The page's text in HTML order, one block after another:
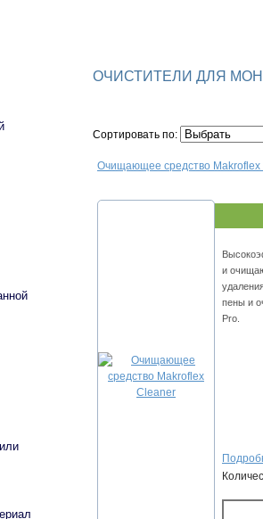
ОЧИСТИТЕЛИ ДЛЯ
Сортировать по:
Очищающее средство Makroflex
и
пены и
Pro.